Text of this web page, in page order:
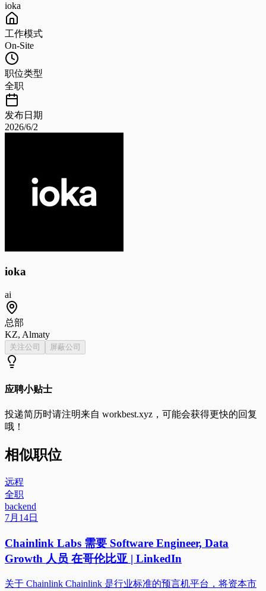
ioka
工作模式
On-Site
职位类型
全职
发布日期
2026/6/2
ioka
ai
总部
KZ, Almaty
关注公司 屏蔽公司
应聘小贴士
投递简历时请注明来自 workbest.xyz ，可能会获得更快的回复
哦！
相似职位
远程
全职
backend
7月14日
Chainlink Labs 需要 Software Engineer, Data
Growth 人员 在哥伦比亚 | LinkedIn
关于 Chainlink Chainlink 是行业标准的预言机平台，将资本市